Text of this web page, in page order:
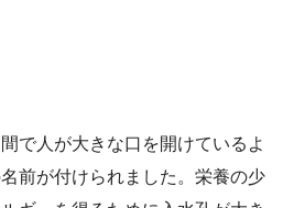
で人が大きな口を開けているよ
前が付けられました。栄養の少